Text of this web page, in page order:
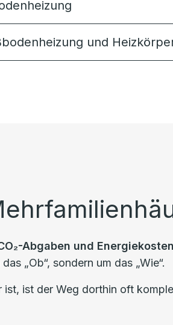
und
Abgaben und Energiekosten
„Ob“, sondern um das „Wie“.
ist der Weg dorthin oft